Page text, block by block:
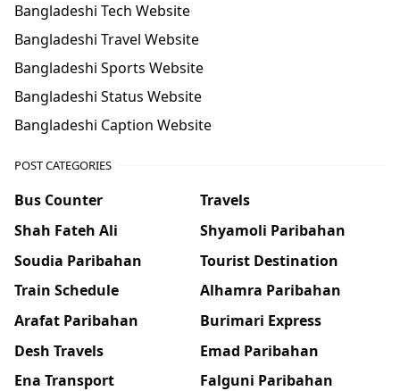
Bangladeshi Tech Website
Bangladeshi Travel Website
Bangladeshi Sports Website
Bangladeshi Status Website
Bangladeshi Caption Website
POST CATEGORIES
Bus Counter
Travels
Shah Fateh Ali
Shyamoli Paribahan
Soudia Paribahan
Tourist Destination
Train Schedule
Alhamra Paribahan
Arafat Paribahan
Burimari Express
Desh Travels
Emad Paribahan
Ena Transport
Falguni Paribahan